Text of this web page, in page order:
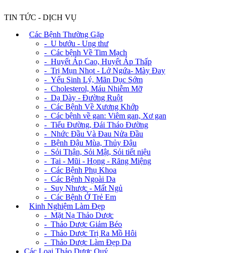
TIN TỨC - DỊCH VỤ
Các Bệnh Thường Gặp
- U bướu - Ung thư
- Các bệnh Về Tim Mạch
- Huyết Áp Cao, Huyết Áp Thấp
- Trị Mụn Nhọt - Lở Ngứa- Mày Đay
- Yếu Sinh Lý, Mãn Dục Sớm
- Cholesterol, Máu Nhiễm Mỡ
- Dạ Dày - Đường Ruột
- Các Bệnh Về Xương Khớp
- Các bệnh về gan: Viêm gan, Xơ gan
- Tiểu Đường, Đái Tháo Đường
- Nhức Đầu Và Đau Nửa Đầu
- Bệnh Đậu Mùa, Thủy Đậu
- Sỏi Thận, Sỏi Mật, Sỏi tiết niệu
- Tai - Mũi - Họng - Răng Miệng
- Các Bệnh Phụ Khoa
- Các Bệnh Ngoài Da
- Suy Nhược - Mất Ngủ
- Các Bệnh Ở Trẻ Em
Kinh Nghiệm Làm Đẹp
- Mặt Nạ Thảo Dược
- Thảo Dược Giảm Béo
- Thảo Dược Trị Ra Mồ Hôi
- Thảo Dược Làm Đẹp Da
Các Loại Thảo Dược Quý